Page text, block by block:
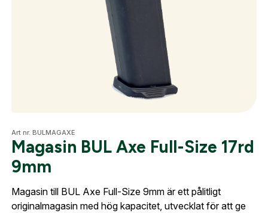
Optik
Art nr. BULMAGAXE
Magasin BUL Axe Full-Size 17rd
9mm
Magasin till BUL Axe Full-Size 9mm är ett pålitligt
originalmagasin med hög kapacitet, utvecklat för att ge
Logga in
formuläret så återkommer vi till dig när kontot är
skapat. I vår FAQ hittar du svar på de vanligaste
frågorna gällande Mitt konto.
Företag- eller Föreningsnamn:*